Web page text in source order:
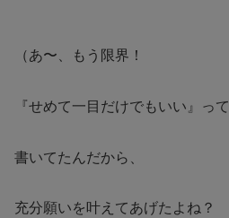
（あ〜、もう限界！
『せめて一目だけでもいい』って
書いてたんだから、
充分願いを叶えてあげたよね？